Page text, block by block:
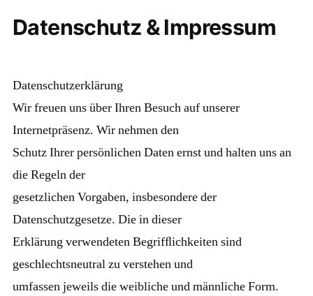
Datenschutz & Impressum
Datenschutzerklärung
Wir freuen uns über Ihren Besuch auf unserer
Internetpräsenz. Wir nehmen den
Schutz Ihrer persönlichen Daten ernst und halten uns an
die Regeln der
gesetzlichen Vorgaben, insbesondere der
Datenschutzgesetze. Die in dieser
Erklärung verwendeten Begrifﬂichkeiten sind
geschlechtsneutral zu verstehen und
umfassen jeweils die weibliche und männliche Form.